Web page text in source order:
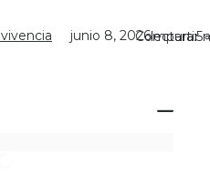
junio 8, 2026lectura:5
Compartir